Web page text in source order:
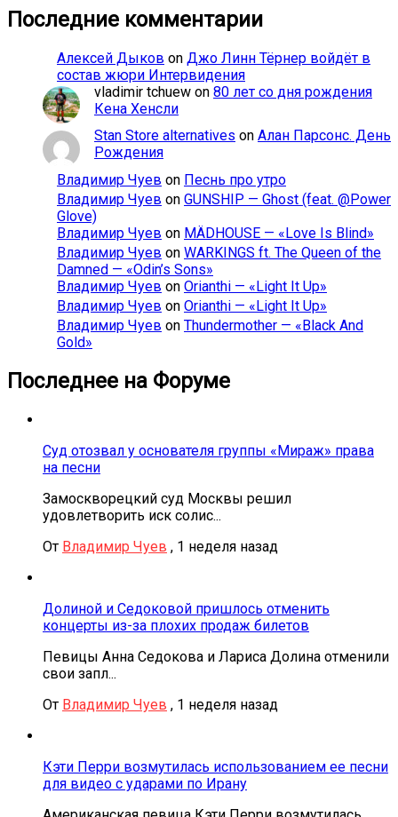
Последние комментарии
Алексей Дыков on Джо Линн Тёрнер войдёт в
состав жюри Интервидения
vladimir tchuew on 80 лет со дня рождения
Кена Хенсли
Stan Store alternatives on Алан Парсонс. День
Рождения
Владимир Чуев on Песнь про утро
Владимир Чуев on GUNSHIP — Ghost (feat. @Power
Glove)
Владимир Чуев on MÄDHOUSE — «Love Is Blind»
Владимир Чуев on WARKINGS ft. The Queen of the
Damned — «Odin’s Sons»
Владимир Чуев on Orianthi — «Light It Up»
Владимир Чуев on Orianthi — «Light It Up»
Владимир Чуев on Thundermother — «Black And
Gold»
Последнее на Форуме
Суд отозвал у основателя группы «Мираж» права
на песни
Замоскворецкий суд Москвы решил
удовлетворить иск солис...
От Владимир Чуев , 1 неделя назад
Долиной и Седоковой пришлось отменить
концерты из-за плохих продаж билетов
Певицы Анна Седокова и Лариса Долина отменили
свои запл...
От Владимир Чуев , 1 неделя назад
Кэти Перри возмутилась использованием ее песни
для видео с ударами по Ирану